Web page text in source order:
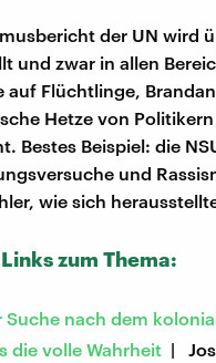
der UN wird
und zwar in allen
auf Flüchtlinge,
Hetze von
Bestes Beispiel: die
und
wie sich
zum Thema:
Suche nach dem
die volle Wahrheit |